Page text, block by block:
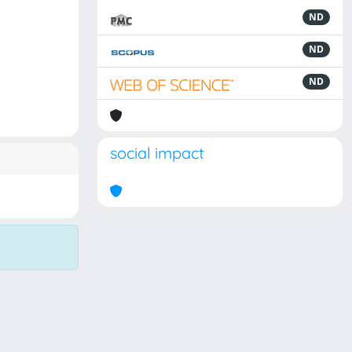
ND
ND
ND
social impact